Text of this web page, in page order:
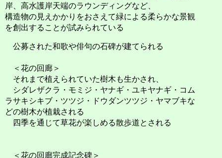
岸、高水護岸天端のラウンディングなど、
構造物の見えかかりをおさえて緑による柔らかな景観
を創出することが試みられている
公募された和歌や俳句の石碑が建てられる
＜花の回廊＞
それまで植えられていた樹木も生かされ、
シダレザクラ・モミジ・ヤナギ・ユキヤナギ・コム
ラサキシキブ・ツツジ・ドウダンツツジ・ヤマブキな
どの樹木が植栽される
四季を通じて草花が楽しめる散歩道とされる
＜花の回廊完成記念碑＞